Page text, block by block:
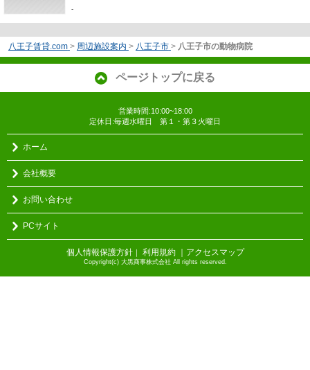
-
八王子賃貸.com > 周辺施設案内 > 八王子市 > 八王子市の動物病院
ページトップに戻る
営業時間:10:00~18:00
定休日:毎週水曜日 第１・第３火曜日
ホーム
会社概要
お問い合わせ
PCサイト
個人情報保護方針｜ 利用規約 ｜アクセスマップ
Copyright(c) 大黒商事株式会社 All rights reserved.